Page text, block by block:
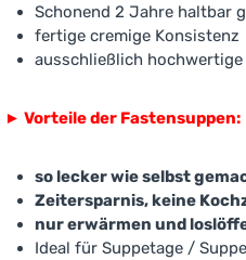
Schonend 2 Jahre haltbar
fertige cremige Konsistenz
ausschließlich
► Vorteile der Fastensuppen:
so lecker wie selbst
Zeitersparnis, keine
nur erwärmen und
Ideal für Suppetage /